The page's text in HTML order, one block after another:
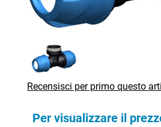
Recensisci per primo questo
Per visualizzare il